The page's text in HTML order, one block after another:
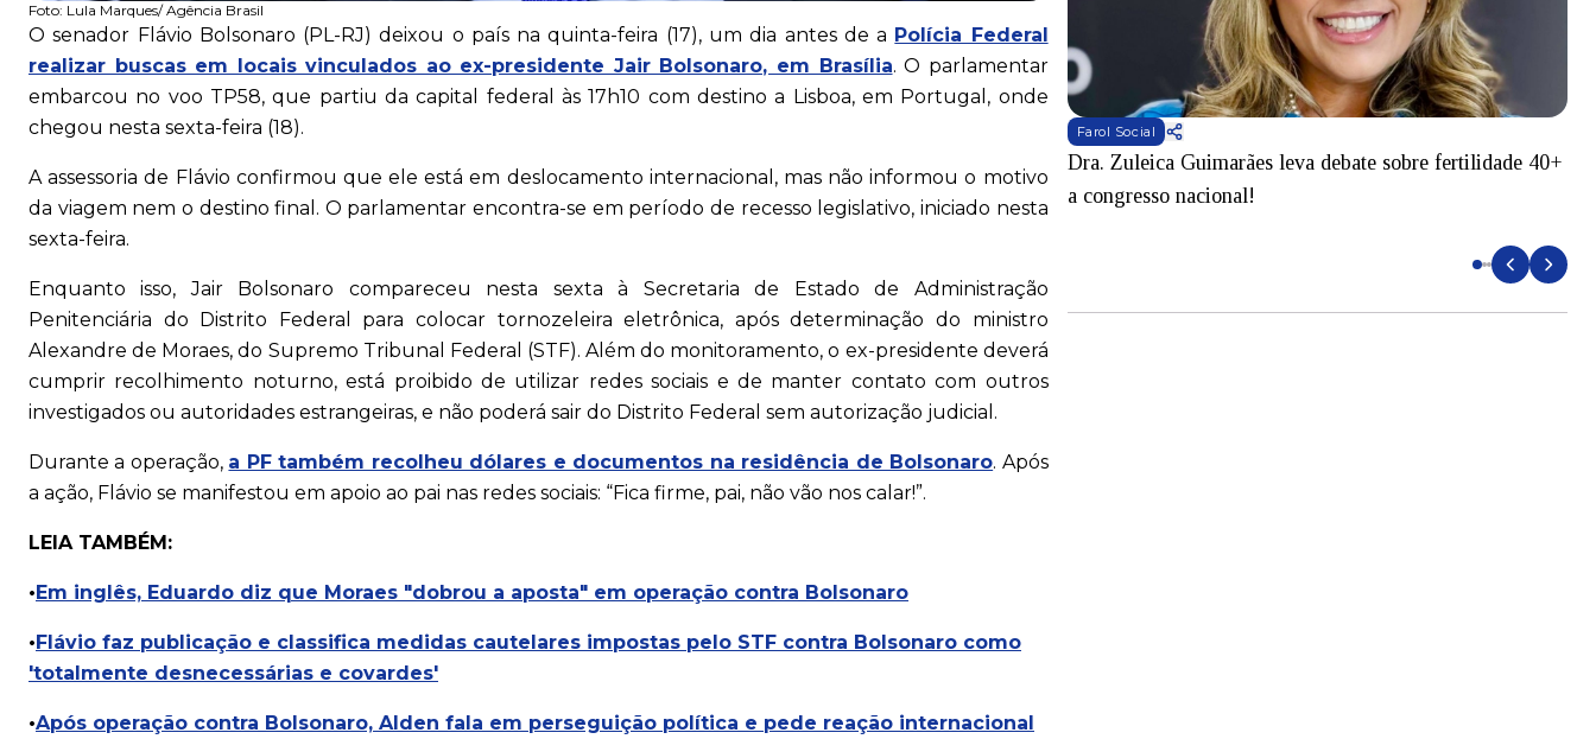
Foto: Lula Marques/ Agência Brasil
O senador Flávio Bolsonaro (PL-RJ) deixou o país na quinta-feira (17), um dia antes de a Polícia Federal
realizar buscas em locais vinculados ao ex-presidente Jair Bolsonaro, em Brasília. O parlamentar
embarcou no voo TP58, que partiu da capital federal às 17h10 com destino a Lisboa, em Portugal, onde
chegou nesta sexta-feira (18).
A assessoria de Flávio confirmou que ele está em deslocamento internacional, mas não informou o motivo
da viagem nem o destino final. O parlamentar encontra-se em período de recesso legislativo, iniciado nesta
sexta-feira.
Enquanto isso, Jair Bolsonaro compareceu nesta sexta à Secretaria de Estado de Administração
Penitenciária do Distrito Federal para colocar tornozeleira eletrônica, após determinação do ministro
Alexandre de Moraes, do Supremo Tribunal Federal (STF). Além do monitoramento, o ex-presidente deverá
cumprir recolhimento noturno, está proibido de utilizar redes sociais e de manter contato com outros
investigados ou autoridades estrangeiras, e não poderá sair do Distrito Federal sem autorização judicial.
Durante a operação, a PF também recolheu dólares e documentos na residência de Bolsonaro. Após
a ação, Flávio se manifestou em apoio ao pai nas redes sociais: “Fica firme, pai, não vão nos calar!”.
LEIA TAMBÉM:
•Em inglês, Eduardo diz que Moraes "dobrou a aposta" em operação contra Bolsonaro
•Flávio faz publicação e classifica medidas cautelares impostas pelo STF contra Bolsonaro como
'totalmente desnecessárias e covardes'
•Após operação contra Bolsonaro, Alden fala em perseguição política e pede reação internacional
Farol Social
Dra. Zuleica Guimarães leva debate sobre fertilidade 40+
a congresso nacional!